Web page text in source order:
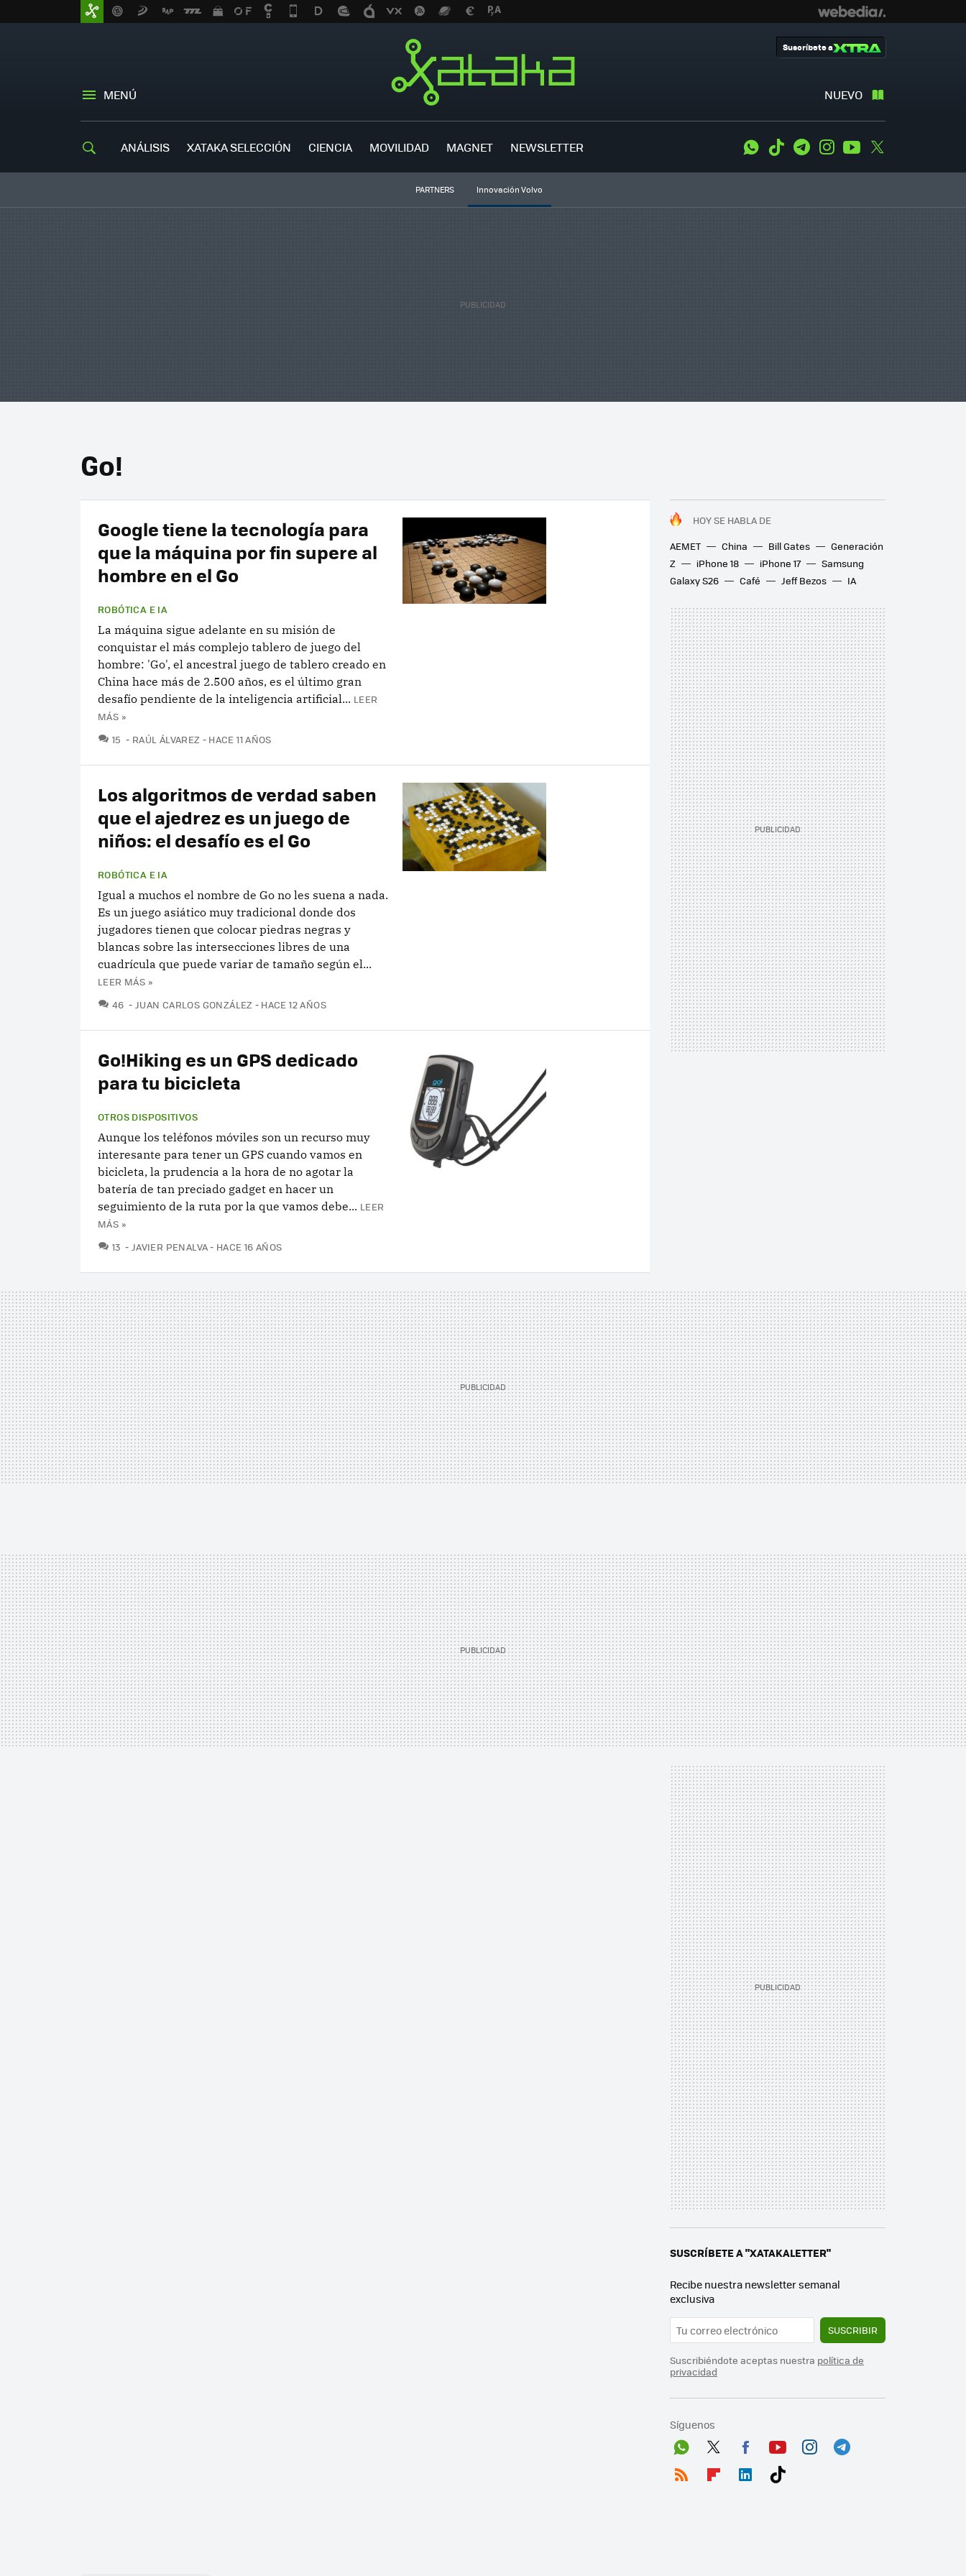
MENÚ NUEVO
Suscríbete a
ANÁLISIS XATAKA SELECCIÓN CIENCIA MOVILIDAD MAGNET NEWSLETTER WhatsApp
Tiktok TelegramInstagramYoutube
PARTNERS Innovación Volvo
Go!
HOY SE HABLA DE
AEMET
China Bill Gates
Generación
Z
iPhone 18 iPhone 17
Samsung
Galaxy S26
Café Jeff Bezos IA
Google tiene la tecnología para
que la máquina por fin supere al
hombre en el Go
ROBÓTICA E IA
La máquina sigue adelante en su misión de
conquistar el más complejo tablero de juego del
hombre: 'Go', el ancestral juego de tablero creado en
China hace más de 2.500 años, es el último gran
desafío pendiente de la inteligencia artificial... LEER
MÁS »
15 COMENTARIOS
RAÚL ÁLVAREZ HACE 11 AÑOS
Los algoritmos de verdad saben
que el ajedrez es un juego de
niños: el desafío es el Go
ROBÓTICA E IA
Igual a muchos el nombre de Go no les suena a nada.
Es un juego asiático muy tradicional donde dos
jugadores tienen que colocar piedras negras y
blancas sobre las intersecciones libres de una
cuadrícula que puede variar de tamaño según el...
LEER MÁS »
46 COMENTARIOS
JUAN CARLOS GONZÁLEZ HACE 12 AÑOS
Go!Hiking es un GPS dedicado
para tu bicicleta
OTROS DISPOSITIVOS
Aunque los teléfonos móviles son un recurso muy
interesante para tener un GPS cuando vamos en
bicicleta, la prudencia a la hora de no agotar la
batería de tan preciado gadget en hacer un
seguimiento de la ruta por la que vamos debe... LEER
MÁS »
13 COMENTARIOS
JAVIER PENALVA HACE 16 AÑOS
SUSCRÍBETE A "XATAKALETTER"
Recibe nuestra newsletter semanal
exclusiva
SUSCRIBIR
Suscribiéndote aceptas nuestra política de
privacidad
Síguenos
Wh
Twit
Fac
You